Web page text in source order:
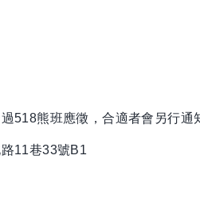
518熊班應徵，合適者會另行通
11巷33號B1